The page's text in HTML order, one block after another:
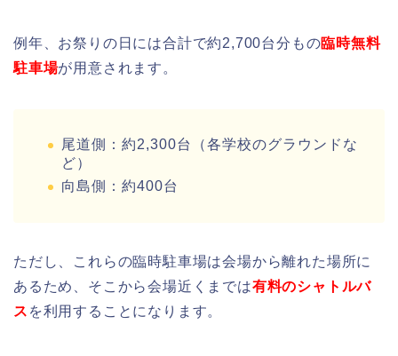
例年、お祭りの日には合計で約2,700台分もの臨時無料
駐車場が用意されます。
尾道側：約2,300台（各学校のグラウンドな
ど）
向島側：約400台
ただし、これらの臨時駐車場は会場から離れた場所に
あるため、そこから会場近くまでは有料のシャトルバ
ス を利用することになります。